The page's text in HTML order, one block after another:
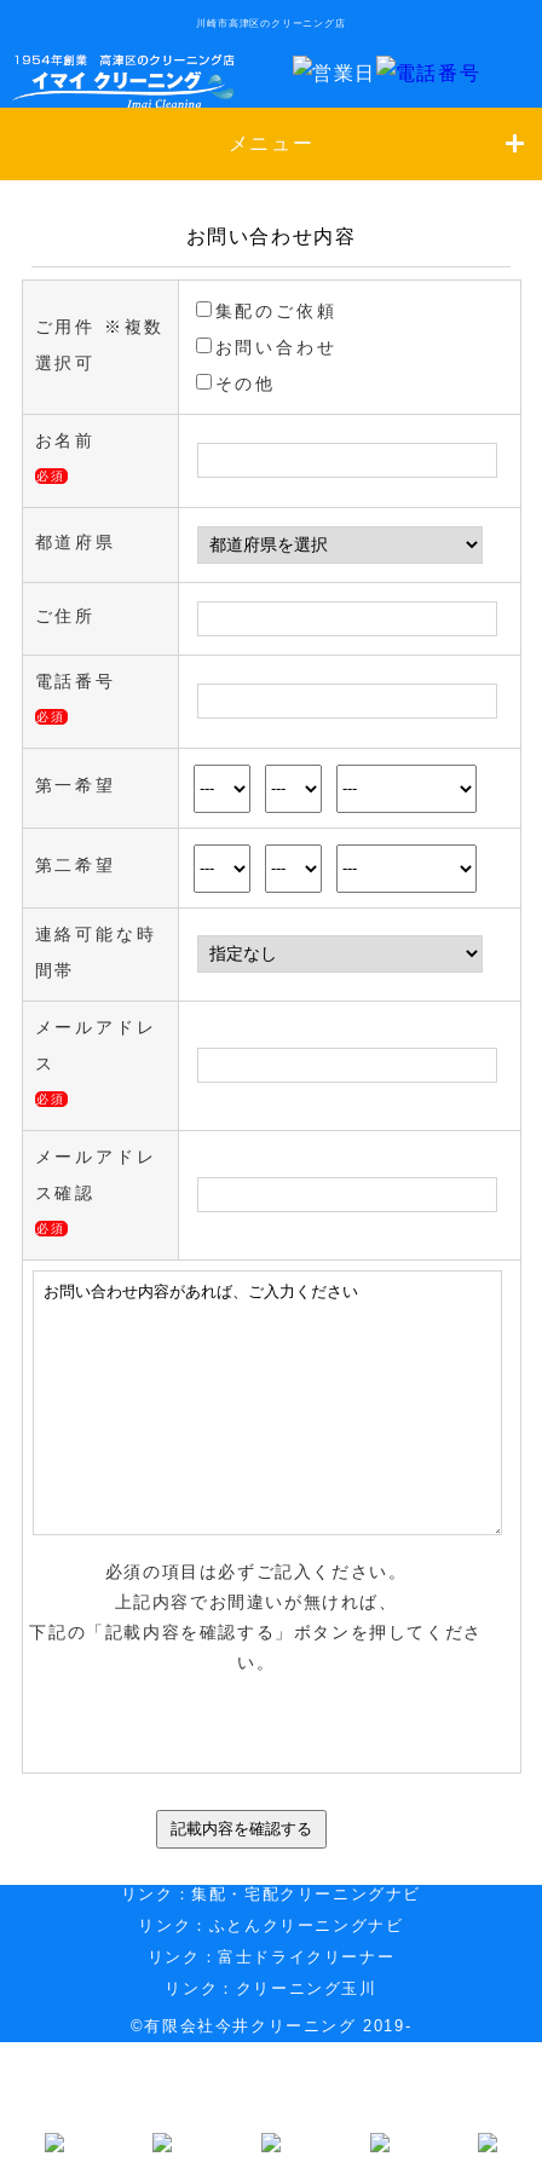
川崎市高津区のクリーニング店
メニュー
お問い合わせ内容
ご用件 ※複数
選択可
集配のご依頼
お問い合わせ
その他
お名前
必須
都道府県
ご住所
電話番号
必須
第一希望
第二希望
連絡可能な時
間帯
メールアドレ
ス
必須
メールアドレ
ス確認
必須
必須の項目は必ずご記入ください。
上記内容でお間違いが無ければ、
下記の「記載内容を確認する」ボタンを押してくださ
い。
リンク：集配・宅配クリーニングナビ
リンク： ふとんクリーニングナビ
リンク：富士ドライクリーナー
リンク： クリーニング玉川
©有限会社今井クリーニング 2019-
EditRegion5